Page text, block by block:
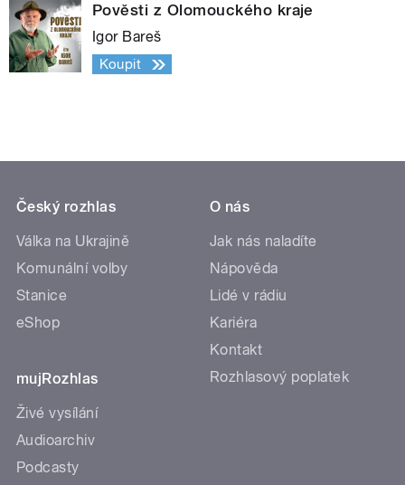
Pověsti z Olomouckého kraje
Igor Bareš
Koupit
Český rozhlas
Válka na Ukrajině
Komunální volby
Stanice
eShop
mujRozhlas
Živé vysílání
Audioarchiv
Podcasty
O nás
Jak nás naladíte
Nápověda
Lidé v rádiu
Kariéra
Kontakt
Rozhlasový poplatek